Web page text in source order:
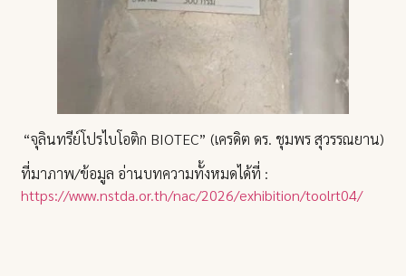
“จุลินทรีย์โปรไบโอติก BIOTEC” (เครดิต ดร. ชุมพร สุวรรณยาน)
ที่มาภาพ/ข้อมูล อ่านบทความทั้งหมดได้ที่ :
https://www.nstda.or.th/nac/2026/exhibition/toolrt04/